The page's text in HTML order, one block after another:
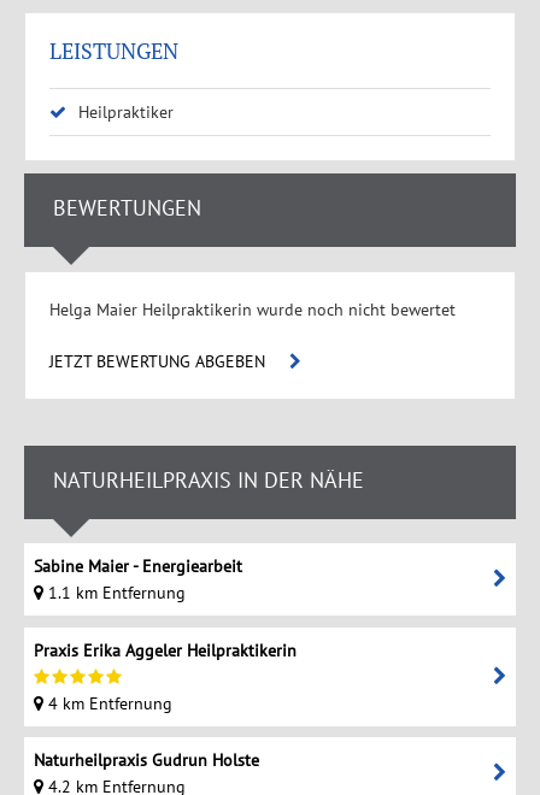
LEISTUNGEN
Heilpraktiker
BEWERTUNGEN
Helga Maier Heilpraktikerin wurde noch nicht bewertet
JETZT BEWERTUNG ABGEBEN
NATURHEILPRAXIS IN DER NÄHE
Sabine Maier - Energiearbeit
1.1 km Entfernung
Praxis Erika Aggeler Heilpraktikerin
4 km Entfernung
Naturheilpraxis Gudrun Holste
4.2 km Entfernung